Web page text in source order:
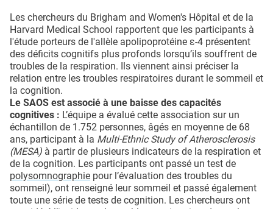
Les chercheurs du Brigham and Women's Hôpital et de la
Harvard Medical School rapportent que les participants à
l'étude porteurs de l'allèle apolipoprotéine ε-4 présentent
des déficits cognitifs plus profonds lorsqu’ils souffrent de
troubles de la respiration. Ils viennent ainsi préciser la
relation entre les troubles respiratoires durant le sommeil et
la cognition.
Le SAOS est associé à une baisse des capacités
cognitives : L’équipe a évalué cette association sur un
échantillon de 1.752 personnes, âgés en moyenne de 68
ans, participant à la Multi-Ethnic Study of Atherosclerosis
(MESA) à partir de plusieurs indicateurs de la respiration et
de la cognition. Les participants ont passé un test de
polysomnographie pour l’évaluation des troubles du
sommeil), ont renseigné leur sommeil et passé également
toute une série de tests de cognition. Les chercheurs ont